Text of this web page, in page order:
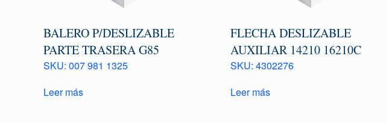
BALERO P/DESLIZABLE
PARTE TRASERA G85
SKU: 007 981 1325
Leer más
FLECHA DESLIZABLE
AUXILIAR 14210 16210C
SKU: 4302276
Leer más